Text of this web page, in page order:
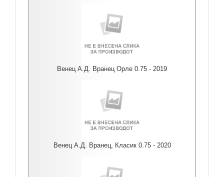
Венец А.Д. Вранец Орле 0.75 - 2019
Венец А.Д. Вранец, Класик 0.75 - 2020